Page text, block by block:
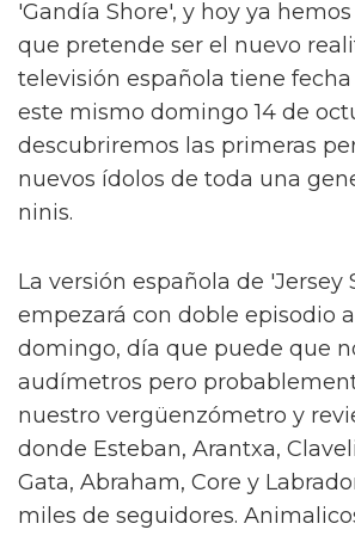
'Gandía Shore', y hoy ya
que pretende ser el nuevo
televisión española tiene fecha
este mismo domingo 14 de
descubriremos las primeras
nuevos ídolos de toda una
ninis.
La versión española de 'Jersey
empezará con doble episodio a
domingo, día que puede que
audímetros pero
nuestro vergüenzómetro y
donde Esteban, Arantxa,
Gata, Abraham, Core y
miles de seguidores.